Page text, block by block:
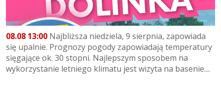
08.08 13:00 Najbliższa niedziela, 9 sierpnia, zapowiada
się upalnie. Prognozy pogody zapowiadają temperatury
sięgające ok. 30 stopni. Najlepszym sposobem na
wykorzystanie letniego klimatu jest wizyta na basenie....